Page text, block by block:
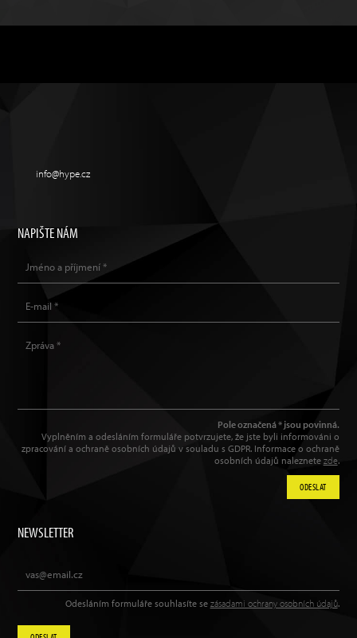
info@hype.cz
NEWSLETTER
Odesláním formuláře souhlasíte se zásadami ochrany osobních údajů.
NAPIŠTE NÁM
Pole označená * jsou povinná.
Vyplněním a odesláním formuláře potvrzujete, že jste byli informováni o
zpracování a ochraně osobních údajů v souladu s GDPR. Informace o ochraně
osobních údajů naleznete zde.
ODESLAT